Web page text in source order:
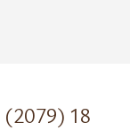
(2079) 18